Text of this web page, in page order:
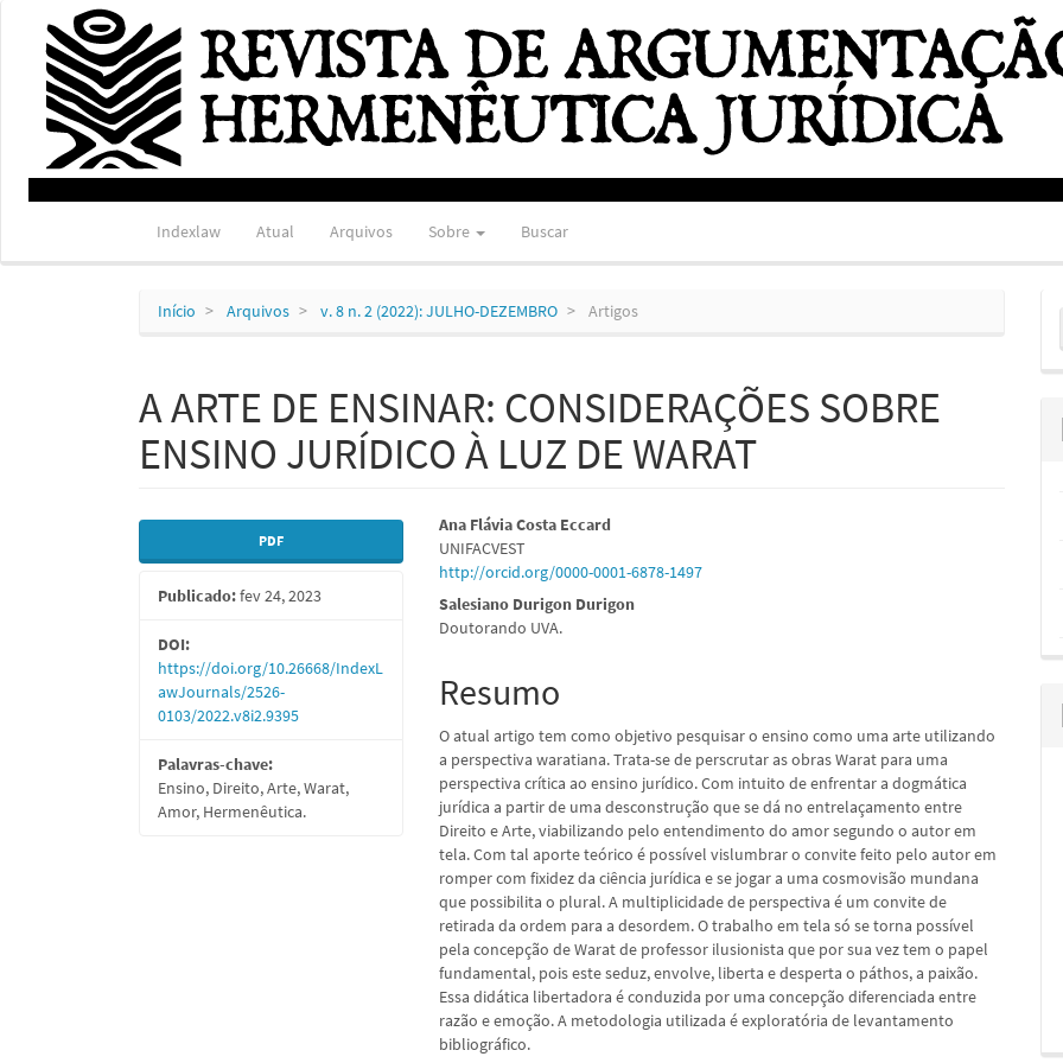
Navegação
Principal
Conteúdo
principal
Barra
Lateral
Indexlaw Atual Arquivos Sobre Buscar
Início Arquivos v. 8 n. 2 (2022): JULHO-DEZEMBRO Artigos
A ARTE DE ENSINAR: CONSIDERAÇÕES SOBRE
ENSINO JURÍDICO À LUZ DE WARAT
Barra
lateral
de
artigos
PDF
Publicado:fev 24, 2023
DOI:
https://doi.org/10.26668/IndexL
awJournals/2526-
0103/2022.v8i2.9395
Palavras-chave:
Ensino, Direito, Arte, Warat,
Amor, Hermenêutica.
Conteúdo
do
artigo
principal
Ana Flávia Costa Eccard
UNIFACVEST
http://orcid.org/0000-0001-6878-1497
Salesiano Durigon Durigon
Doutorando UVA.
Resumo
O atual artigo tem como objetivo pesquisar o ensino como uma arte utilizando
a perspectiva waratiana. Trata-se de perscrutar as obras Warat para uma
perspectiva crítica ao ensino jurídico. Com intuito de enfrentar a dogmática
jurídica a partir de uma desconstrução que se dá no entrelaçamento entre
Direito e Arte, viabilizando pelo entendimento do amor segundo o autor em
tela. Com tal aporte teórico é possível vislumbrar o convite feito pelo autor em
romper com fixidez da ciência jurídica e se jogar a uma cosmovisão mundana
que possibilita o plural. A multiplicidade de perspectiva é um convite de
retirada da ordem para a desordem. O trabalho em tela só se torna possível
pela concepção de Warat de professor ilusionista que por sua vez tem o papel
fundamental, pois este seduz, envolve, liberta e desperta o páthos, a paixão.
Essa didática libertadora é conduzida por uma concepção diferenciada entre
razão e emoção. A metodologia utilizada é exploratória de levantamento
bibliográfico.